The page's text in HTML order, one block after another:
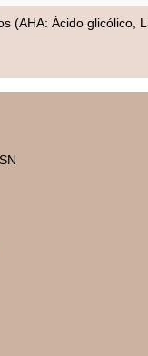
(AHA: Ácido glicólico,